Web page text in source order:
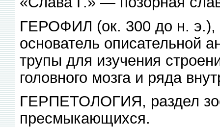
ГЕРОФИЛ (ок. 300 до н. э.),
основатель описательной
трупы для изучения
головного мозга и ряда
ГЕРПЕТОЛОГИЯ, раздел
пресмыкающихся.